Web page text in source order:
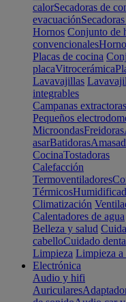
calorSecadoras de
evacuación
Hornos Conjunto de
convencionales
Placas de cocina
placaVitrocerámica
Lavavajillas
integrables
Campanas extractoras
Pequeños
MicroondasFreidoras
asarBatidoras
CocinaTostadoras
Calefacción
Termoventiladores
Térmicos
Climatización
Calentadores de agua
Belleza y salud
cabelloCuidado
Limpieza Limpieza a
Electrónica
Audio y hifi
Auriculares